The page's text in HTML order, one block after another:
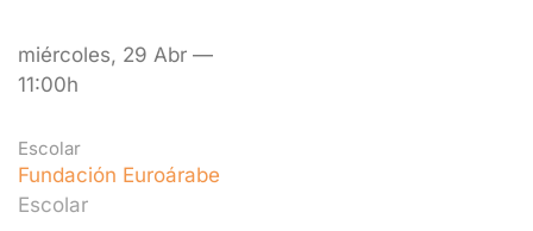
miércoles, 29 Abr —
11:00h
Escolar
Fundación Euroárabe
Escolar